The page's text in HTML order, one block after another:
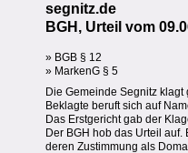
segnitz.de
BGH, Urteil vom
» BGB § 12
» MarkenG § 5
Die Gemeinde Segnitz
Beklagte beruft sich auf
Das Erstgericht gab der
Der BGH hob das Urteil
deren Zustimmung als